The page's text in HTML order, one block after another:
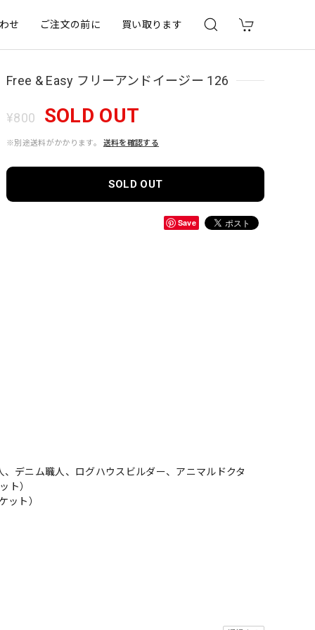
せ ご注文の前に 買い取ります
Free & Easy フリーアンドイージー 126
¥800 SOLD OUT
※別途送料がかかります。 送料を確認する
SOLD OUT
Save
デニム職人、ログハウスビルダー、アニマルドクタ
ト）
ット）